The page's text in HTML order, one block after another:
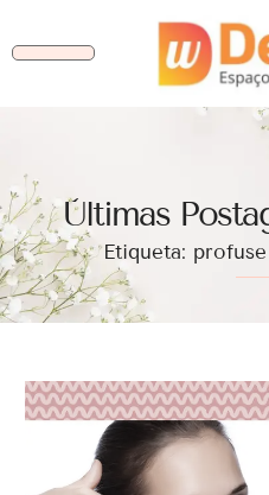
Ùltimas
Etiqueta: